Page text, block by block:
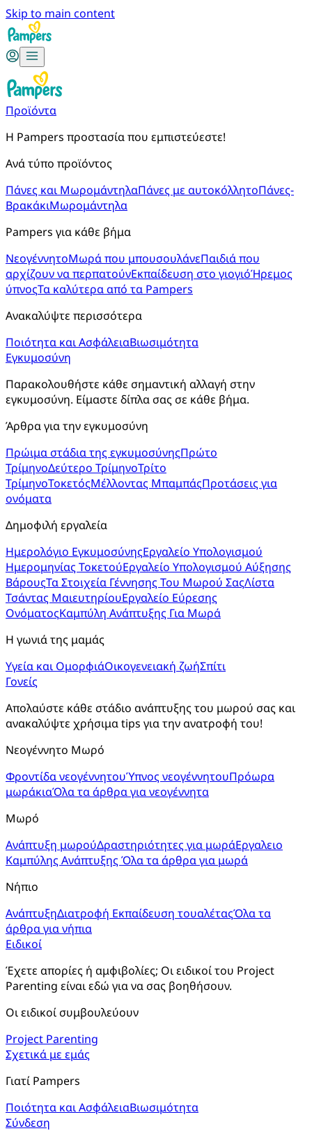
Skip to main content
Προϊόντα
Η Pampers προστασία που εμπιστεύεστε!
Ανά τύπο προϊόντος
Πάνες και ΜωρομάντηλαΠάνες με αυτοκόλλητοΠάνες-
ΒρακάκιΜωρομάντηλα
Pampers για κάθε βήμα
ΝεογέννητοΜωρά που μπουσουλάνεΠαιδιά που
αρχίζουν να περπατούνΕκπαίδευση στο γιογιόΉρεμος
ύπνοςΤα καλύτερα από τα Pampers
Ανακαλύψτε περισσότερα
Ποιότητα και ΑσφάλειαΒιωσιμότητα
Εγκυμοσύνη
Παρακολουθήστε κάθε σημαντική αλλαγή στην
εγκυμοσύνη. Είμαστε δίπλα σας σε κάθε βήμα.
Άρθρα για την εγκυμοσύνη
Πρώιμα στάδια της εγκυμοσύνηςΠρώτο
ΤρίμηνοΔεύτερο ΤρίμηνοΤρίτο
ΤρίμηνοΤοκετόςΜέλλοντας ΜπαμπάςΠροτάσεις για
ονόματα
Δημοφιλή εργαλεία
Ημερολόγιο ΕγκυμοσύνηςΕργαλείο Υπολογισμού
Ημερομηνίας ΤοκετούΕργαλείο Υπολογισμού Αύξησης
ΒάρουςΤα Στοιχεία Γέννησης Του Μωρού ΣαςΛίστα
Τσάντας ΜαιευτηρίουΕργαλείο Εύρεσης
ΟνόματοςΚαμπύλη Ανάπτυξης Για Μωρά
Η γωνιά της μαμάς
Υγεία και ΟμορφιάΟικογενειακή ζωήΣπίτι
Γονείς
Απολαύστε κάθε στάδιο ανάπτυξης του μωρού σας και
ανακαλύψτε χρήσιμα tips για την ανατροφή του!
Νεογέννητο Μωρό
Φροντίδα νεογέννητουΎπνος νεογέννητουΠρόωρα
μωράκιαΌλα τα άρθρα για νεογέννητα
Μωρό
Ανάπτυξη μωρούΔραστηριότητες για μωράΕργαλειο
Καμπύλης Ανάπτυξης Όλα τα άρθρα για μωρά
Νήπιο
ΑνάπτυξηΔιατροφή Εκπαίδευση τουαλέταςΌλα τα
άρθρα για νήπια
Ειδικοί
Έχετε απορίες ή αμφιβολίες; Οι ειδικοί του Project
Parenting είναι εδώ για να σας βοηθήσουν.
Οι ειδικοί συμβουλεύουν
Project Parenting
Σχετικά με εμάς
Γιατί Pampers
Ποιότητα και ΑσφάλειαΒιωσιμότητα
Σύνδεση